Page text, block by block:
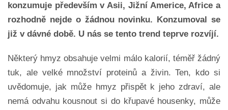
konzumuje především v Asii, Jižní Americe, Africe a
rozhodně nejde o žádnou novinku. Konzumoval se
již v dávné době. U nás se tento trend teprve rozvíjí.
Některý hmyz obsahuje velmi málo kalorií, téměř žádný
tuk, ale velké množství proteinů a živin. Ten, kdo si
uvědomuje, jak může hmyz přispět k jeho zdraví, ale
nemá odvahu kousnout si do křupavé housenky, může